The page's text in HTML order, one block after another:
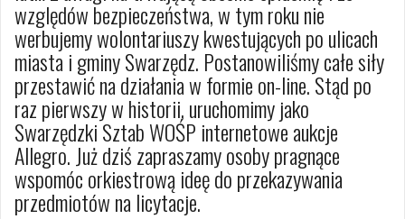
względów bezpieczeństwa, w tym roku nie
werbujemy wolontariuszy kwestujących po ulicach
miasta i gminy Swarzędz. Postanowiliśmy całe siły
przestawić na działania w formie on-line. Stąd po
raz pierwszy w historii, uruchomimy jako
Swarzędzki Sztab WOŚP internetowe aukcje
Allegro. Już dziś zapraszamy osoby pragnące
wspomóc orkiestrową ideę do przekazywania
przedmiotów na licytacje.